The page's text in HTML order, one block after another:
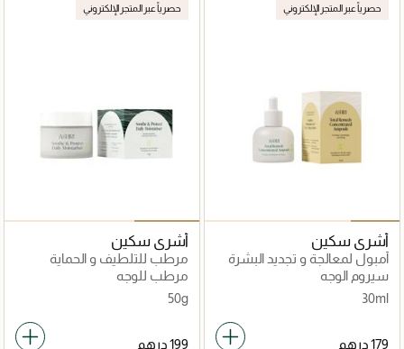
حصرياً عبر المتجر الإلكتروني
أشري سكين
أمبول لمعالجة و تجديد البشرة
الكاملة
سيروم الوجه
30ml
حصرياً عبر المتجر الإلكتروني
أشري سكين
مرطب للتلطيف و الحماية
مرطب للوجه
50g